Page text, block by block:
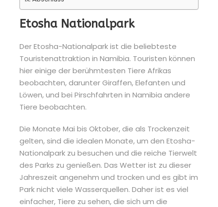
Etosha Nationalpark
Der Etosha-Nationalpark ist die beliebteste
Touristenattraktion in Namibia. Touristen können
hier einige der berühmtesten Tiere Afrikas
beobachten, darunter Giraffen, Elefanten und
Löwen, und bei Pirschfahrten in Namibia andere
Tiere beobachten.
Die Monate Mai bis Oktober, die als Trockenzeit
gelten, sind die idealen Monate, um den Etosha-
Nationalpark zu besuchen und die reiche Tierwelt
des Parks zu genießen. Das Wetter ist zu dieser
Jahreszeit angenehm und trocken und es gibt im
Park nicht viele Wasserquellen. Daher ist es viel
einfacher, Tiere zu sehen, die sich um die